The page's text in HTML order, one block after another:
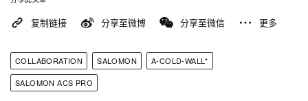
复制链接 分享至微博 分享至微信 更多
COLLABORATION SALOMON
A-COLD-WALL*
SALOMON ACS PRO